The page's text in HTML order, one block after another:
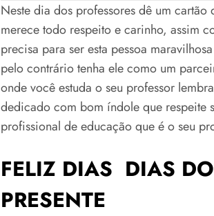
Neste dia dos professores dê um
merece todo respeito e carinho, assim
precisa para ser esta pessoa
pelo contrário tenha ele como um
onde você estuda o seu professor
dedicado com bom índole que respeite
profissional de educação que é o seu
FELIZ DIAS DIAS
PRESENTE